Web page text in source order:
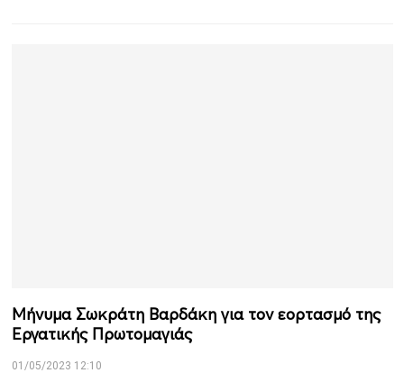
Μήνυμα Σωκράτη Βαρδάκη για τον εορτασμό της
Εργατικής Πρωτομαγιάς
01/05/2023 12:10